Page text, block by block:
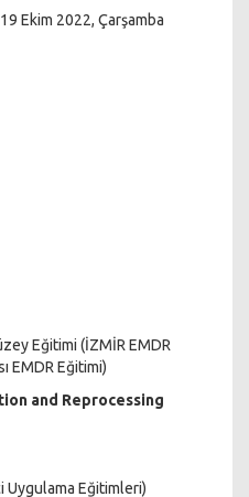
Ekim 2022, Çarşamba
Eğitimi (İZMİR EMDR
EMDR Eğitimi)
and Reprocessing
Uygulama Eğitimleri)